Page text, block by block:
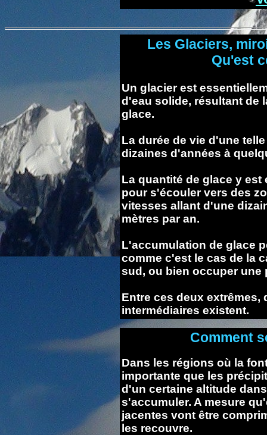
Les Glaciers,
Qu'est
Un glacier est
d'eau solide, résultant de
glace.
La durée de vie d'une
dizaines d'années à
La quantité de glace y
pour s'écouler vers des
vitesses allant d'une
mètres par an.
L'accumulation de glace
comme c'est le cas de la
sud, ou bien occuper une
Entre ces deux
intermédiaires existent.
Comment
Dans les régions où la
importante que les
d'un certaine altitude
s'accumuler. A mesure
jacentes vont être
les recouvre.